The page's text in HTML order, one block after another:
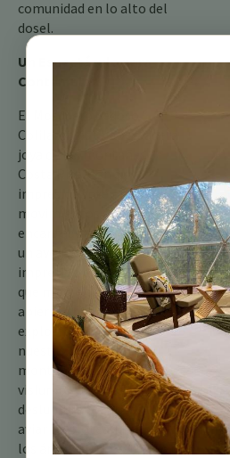
comunidad en lo alto del
dosel.
Un Espectáculo para
Contemplar
El Mosquero Sedoso
Colilargo es una verdadera
joya de las montañas de
Costa Rica. Con su
impresionante plumaje,
movimientos gráciles y
encantadores llamados, es
un ave que dejará una
impresión duradera. Así
que mantén los ojos
abiertos mientras
exploras los senderos de
nuestro refugio
montañoso. Podrías
vislumbrar a este
deslumbrante aristócrata
aviar revoloteando entre
los árboles, un testimonio